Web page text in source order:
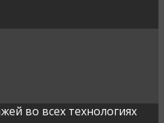
во всех технологиях